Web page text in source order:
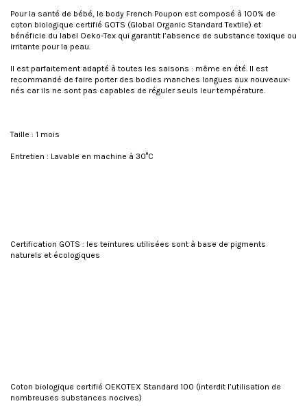
Pour la santé de bébé, le body French Poupon est composé à 100% de
coton biologique certifié GOTS (Global Organic Standard Textile) et
bénéficie du label Oeko-Tex qui garantit l’absence de substance toxique ou
irritante pour la peau.
Il est parfaitement adapté à toutes les saisons : même en été. Il est
recommandé de faire porter des bodies manches longues aux nouveaux-
nés car ils ne sont pas capables de réguler seuls leur température.
Taille : 1 mois
Entretien : Lavable en machine à 30°C
Certification GOTS : les teintures utilisées sont à base de pigments
naturels et écologiques
Coton biologique certifié OEKOTEX Standard 100 (interdit l’utilisation de
nombreuses substances nocives)